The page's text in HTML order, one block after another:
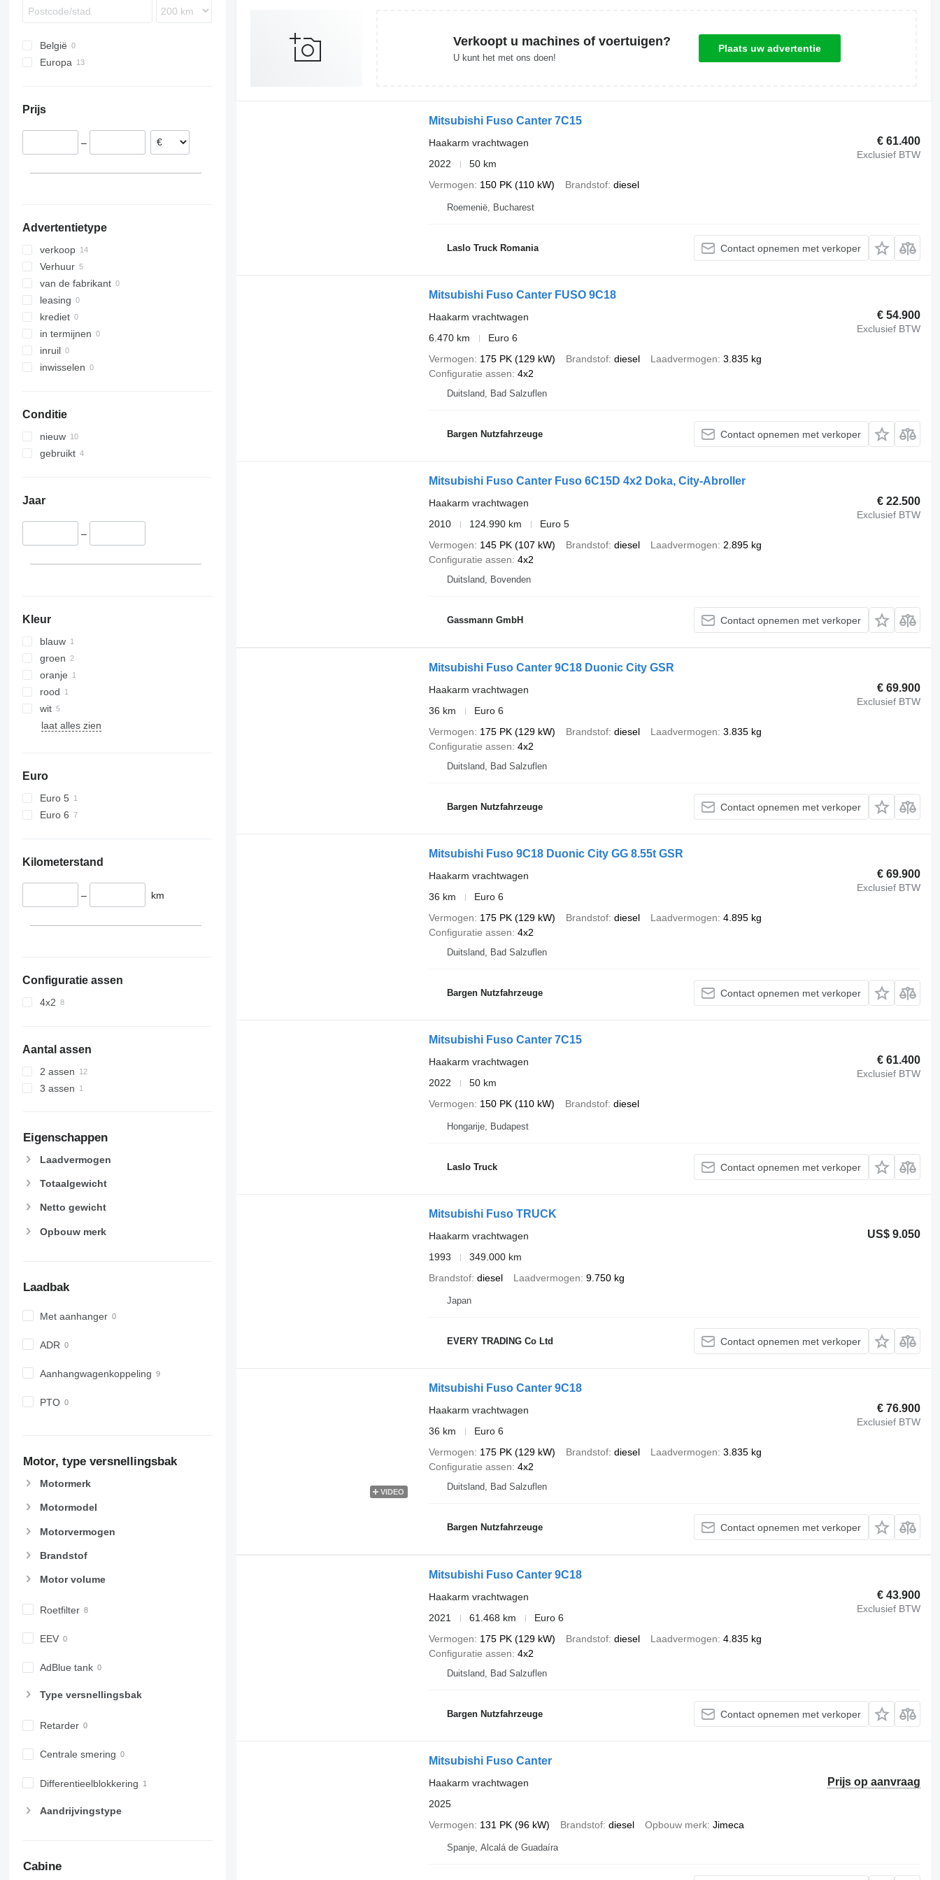
Unimog
S-series
België
Europa
Hongarije
Prijs
–
Advertentietype
verkoop
Verhuur
van de fabrikant
leasing
krediet
in termijnen
inruil
inwisselen
Conditie
nieuw
gebruikt
Jaar
–
Kleur
blauw
groen
oranje
rood
wit
laat alles zien
Euro
Euro 5
Euro 6
Kilometerstand
– km
Configuratie assen
4x2
Aantal assen
2 assen
3 assen
Eigenschappen
Laadvermogen
Totaalgewicht
Netto gewicht
Opbouw merk
Laadbak
Met aanhanger
ADR
Aanhangwagenkoppeling
PTO
Motor, type versnellingsbak
Motormerk
Motormodel
Motorvermogen
Brandstof
Motor volume
Roetfilter
EEV
AdBlue tank
Type versnellingsbak
Retarder
Centrale smering
Differentieelblokkering
Aandrijvingstype
Cabine
Verkoopt u machines of voertuigen?
U kunt het met ons doen!
Plaats uw advertentie
Mitsubishi Fuso Canter 7C15
€ 61.400
Exclusief BTW
Haakarm vrachtwagen
2022
50 km
Vermogen
150 PK (110 kW) Brandstof diesel
Roemenië, Bucharest
Laslo Truck Romania Contact opnemen met verkoper
Mitsubishi Fuso Canter FUSO 9C18
€ 54.900
Exclusief BTW
Haakarm vrachtwagen
6.470 km
Euro 6
Vermogen
175 PK (129 kW) Brandstof diesel Laadvermogen 3.835 kg
Configuratie assen 4x2
Duitsland, Bad Salzuflen
Bargen Nutzfahrzeuge Contact opnemen met verkoper
Mitsubishi Fuso Canter Fuso 6C15D 4x2 Doka, City-Abroller
€ 22.500
Exclusief BTW
Haakarm vrachtwagen
2010
124.990 km
Euro 5
Vermogen
145 PK (107 kW) Brandstof diesel Laadvermogen
2.895 kg
Configuratie assen 4x2
Duitsland, Bovenden
Gassmann GmbH Contact opnemen met verkoper
Mitsubishi Fuso Canter 9C18 Duonic City GSR
€ 69.900
Exclusief BTW
Haakarm vrachtwagen
36 km
Euro 6
Vermogen
175 PK (129 kW) Brandstof diesel Laadvermogen 3.835 kg
Configuratie assen 4x2
Duitsland, Bad Salzuflen
Bargen Nutzfahrzeuge Contact opnemen met verkoper
Mitsubishi Fuso 9C18 Duonic City GG 8.55t GSR
€ 69.900
Exclusief BTW
Haakarm vrachtwagen
36 km
Euro 6
Vermogen
175 PK (129 kW) Brandstof diesel Laadvermogen 4.895 kg
Configuratie assen 4x2
Duitsland, Bad Salzuflen
Bargen Nutzfahrzeuge Contact opnemen met verkoper
Mitsubishi Fuso Canter 7C15
€ 61.400
Exclusief BTW
Haakarm vrachtwagen
2022
50 km
Vermogen
150 PK (110 kW) Brandstof diesel
Hongarije, Budapest
Laslo Truck Contact opnemen met verkoper
Mitsubishi Fuso TRUCK
US$ 9.050
Haakarm vrachtwagen
1993
349.000 km
Brandstof diesel Laadvermogen 9.750 kg
Japan
EVERY TRADING Co Ltd Contact opnemen met verkoper
VIDEO
Mitsubishi Fuso Canter 9C18
€ 76.900
Exclusief BTW
Haakarm vrachtwagen
36 km
Euro 6
Vermogen
175 PK (129 kW) Brandstof diesel Laadvermogen 3.835 kg
Configuratie assen 4x2
Duitsland, Bad Salzuflen
Bargen Nutzfahrzeuge Contact opnemen met verkoper
Mitsubishi Fuso Canter 9C18
€ 43.900
Exclusief BTW
Haakarm vrachtwagen
2021
61.468 km
Euro 6
Vermogen
175 PK (129 kW) Brandstof diesel Laadvermogen 4.835 kg
Configuratie assen 4x2
Duitsland, Bad Salzuflen
Bargen Nutzfahrzeuge Contact opnemen met verkoper
Mitsubishi Fuso Canter
Prijs op aanvraag
Haakarm vrachtwagen
2025
Vermogen
131 PK (96 kW) Brandstof diesel Opbouw merk Jimeca
Spanje, Alcalá de Guadaíra